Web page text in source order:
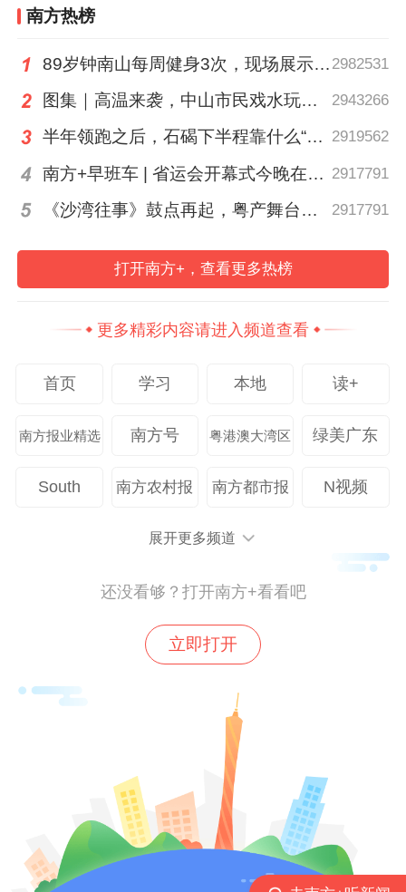
梅州市蕉岭县公安局蕉城派出所教导员宋思
泉同样心潮澎湃：“当总书记代表党中央向全
动，我热血沸腾。这份光荣属于千千万万默
默奉献的基层战友。荣誉是激励更是鞭策，
让我深感使命在肩。”
“有幸获评全国优秀共产党员，这份沉甸甸的
荣誉离不开组织多年悉心培养，也离不开
镇、村同事一路扶持相助。”茂名信宜贵子镇
此次赴京参加表彰大会，现场见到各行各业
众多先进党员代表，他们坚守岗位、为民奉
名党员不约而同地表示：荣誉是激励更是鞭
策，回到岗位后要把大会精神转化为实实在
在的行动。
南方热榜
89岁钟南山每周健身3次，现场展示常用拉力器 2982531
图集｜高温来袭，中山市民戏水玩泡沫消暑 2943266
半年领跑之后，石碣下半程靠什么“续跑”？｜南方莞评 2919562
南方+早班车 | 省运会开幕式今晚在茂名举行 2917791
《沙湾往事》鼓点再起，粤产舞台精品何以永葆“青春”？丨艺·问 2917791
打开南方+，查看更多热榜
更多精彩内容请进入频道查看
首页 学习 本地 读+
南方报业精选 南方号 粤港澳大湾区 绿美广东
South 南方农村报 南方都市报 N视频
展开更多频道
还没看够？打开南方+看看吧
立即打开